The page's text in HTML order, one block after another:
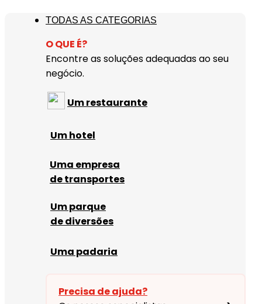
TODAS AS CATEGORIAS
O QUE É?
Encontre as soluções adequadas ao seu
negócio.
Um restaurante
Um hotel
Uma empresa
de transportes
Um parque
de diversões
Uma padaria
Precisa de ajuda?